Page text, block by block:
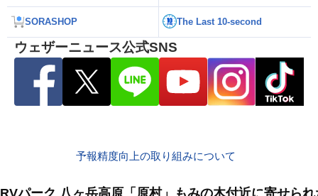
SORASHOP The Last 10-second
ウェザーニュース公式SNS
予報精度向上の取り組みについて
8月10日